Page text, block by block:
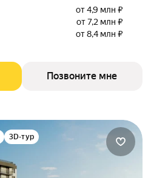
от 4,9 млн ₽
от 7,2 млн ₽
от 8,4 млн ₽
Позвоните мне
3D-тур